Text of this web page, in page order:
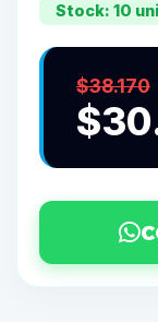
Stock: 10
$38.170